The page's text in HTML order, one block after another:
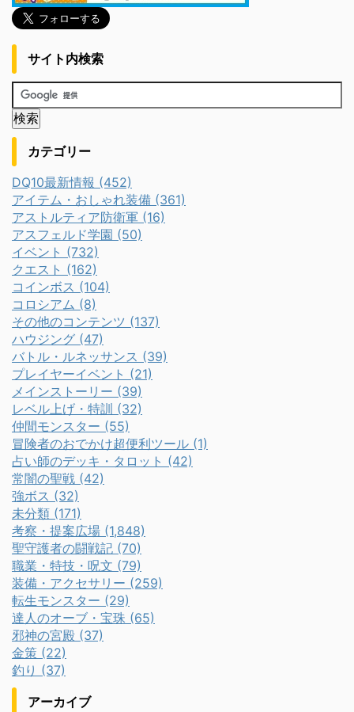
サイト内検索
カテゴリー
DQ10最新情報 (452)
アイテム・おしゃれ装備 (361)
アストルティア防衛軍 (16)
アスフェルド学園 (50)
イベント (732)
クエスト (162)
コインボス (104)
コロシアム (8)
その他のコンテンツ (137)
ハウジング (47)
バトル・ルネッサンス (39)
プレイヤーイベント (21)
メインストーリー (39)
レベル上げ・特訓 (32)
仲間モンスター (55)
冒険者のおでかけ超便利ツール (1)
占い師のデッキ・タロット (42)
常闇の聖戦 (42)
強ボス (32)
未分類 (171)
考察・提案広場 (1,848)
聖守護者の闘戦記 (70)
職業・特技・呪文 (79)
装備・アクセサリー (259)
転生モンスター (29)
達人のオーブ・宝珠 (65)
邪神の宮殿 (37)
金策 (22)
釣り (37)
アーカイブ